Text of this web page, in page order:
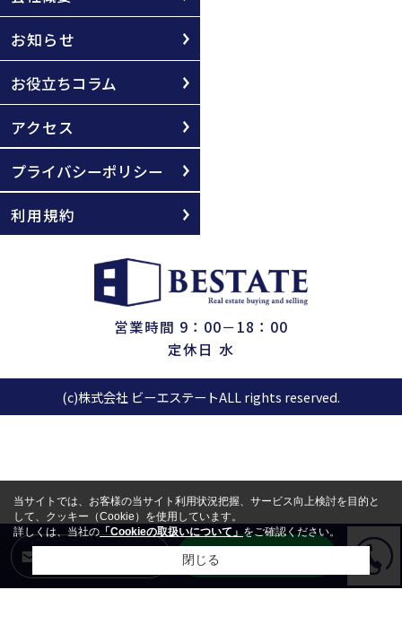
お知らせ
お役立ちコラム
アクセス
プライバシーポリシー
利用規約
営業時間 9：00－18：00
定休日 水
(c)株式会社 ビーエステートALL rights reserved.
LINEからお問合せ
当サイトでは、お客様の当サイト利用状況把握、サービス向上検討を目的と
して、クッキー（Cookie）を使用しています。
詳しくは、当社の「Cookieの取扱いについて」をご確認ください。
閉じる